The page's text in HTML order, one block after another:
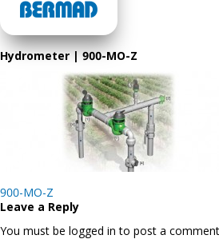
content
Hydrometer | 900-MO-Z
Post
navigation
900-MO-Z
Leave a Reply
You must be logged in to post a